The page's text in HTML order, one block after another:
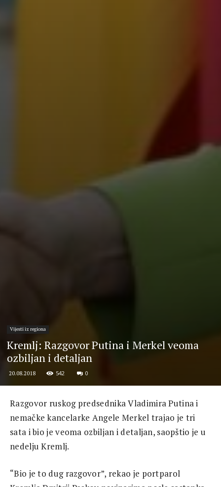
Vijesti iz regiona
Kremlj: Razgovor Putina i Merkel veoma
ozbiljan i detaljan
20.08.2018 542 0
Razgovor ruskog predsednika Vladimira Putina i
nemačke kancelarke Angele Merkel trajao je tri
sata i bio je veoma ozbiljan i detaljan, saopštio je u
nedelju Kremlj.
“Bio je to dug razgovor”, rekao je portparol